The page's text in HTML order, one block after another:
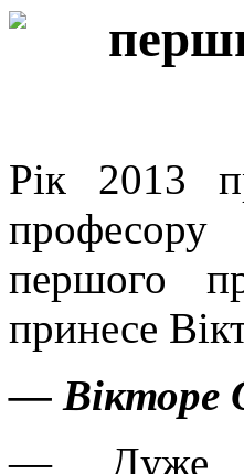
Рік 2013
першого
принесе
— Вікторе
— Дуже